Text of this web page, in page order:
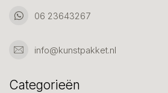
06 23643267
info@kunstpakket.nl
Categorieën